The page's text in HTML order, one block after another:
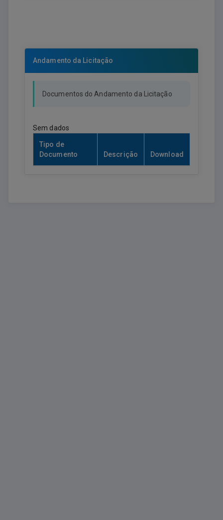
Andamento da Licitação
Documentos do Andamento da Licitação
Sem dados
Tipo de
Documento
Descrição Download